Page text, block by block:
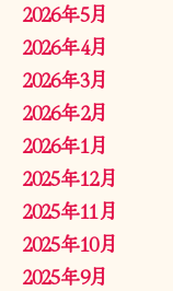
2026年5月
2026年4月
2026年3月
2026年2月
2026年1月
2025年12月
2025年11月
2025年10月
2025年9月